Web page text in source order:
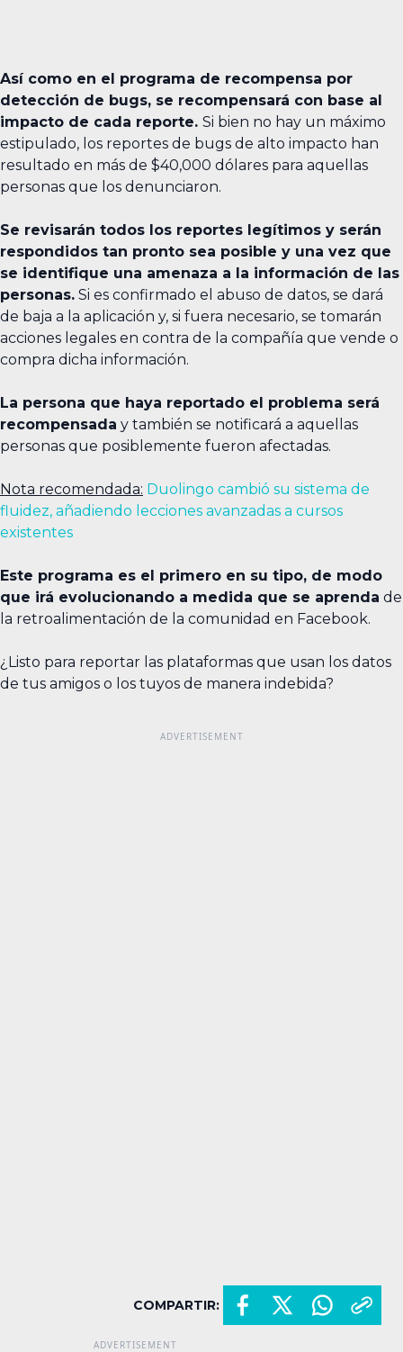
Así como en el programa de recompensa por
detección de bugs, se recompensará con base al
impacto de cada reporte. Si bien no hay un máximo
estipulado, los reportes de bugs de alto impacto han
resultado en más de $40,000 dólares para aquellas
personas que los denunciaron.
Se revisarán todos los reportes legítimos y serán
respondidos tan pronto sea posible y una vez que
se identifique una amenaza a la información de las
personas. Si es confirmado el abuso de datos, se dará
de baja a la aplicación y, si fuera necesario, se tomarán
acciones legales en contra de la compañía que vende o
compra dicha información.
La persona que haya reportado el problema será
recompensada y también se notificará a aquellas
personas que posiblemente fueron afectadas.
Nota recomendada: Duolingo cambió su sistema de
fluidez, añadiendo lecciones avanzadas a cursos
existentes
Este programa es el primero en su tipo, de modo
que irá evolucionando a medida que se aprenda de
la retroalimentación de la comunidad en Facebook.
¿Listo para reportar las plataformas que usan los datos
de tus amigos o los tuyos de manera indebida?
COMPARTIR: